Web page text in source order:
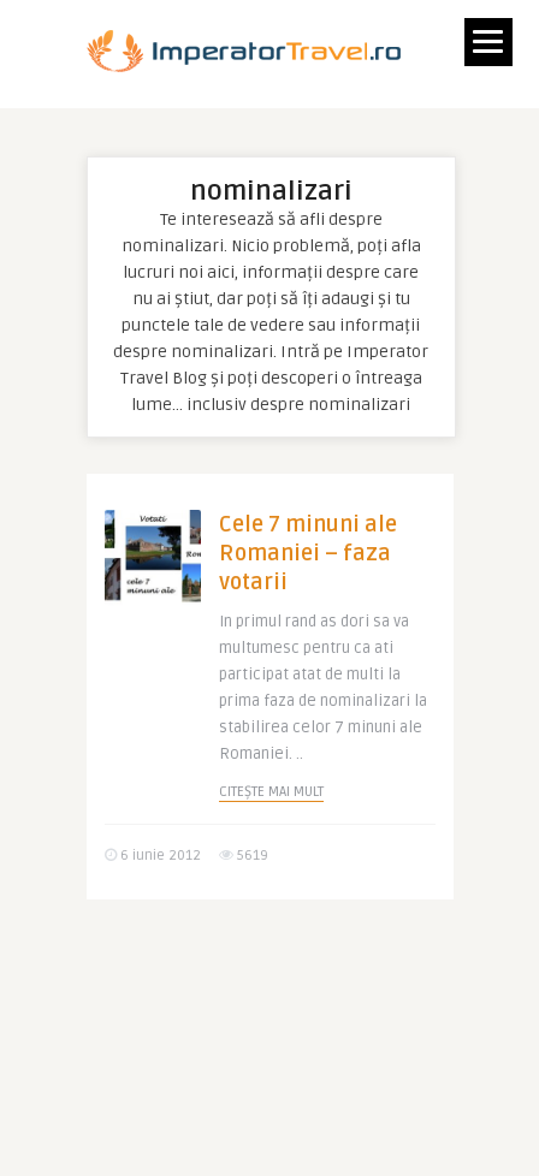
nominalizari
Te interesează să afli despre
nominalizari. Nicio problemă, poți afla
lucruri noi aici, informații despre care
nu ai știut, dar poți să îți adaugi și tu
punctele tale de vedere sau informații
despre nominalizari. Intră pe Imperator
Travel Blog și poți descoperi o întreaga
lume… inclusiv despre nominalizari
Cele 7 minuni ale
Romaniei – faza
votarii
In primul rand as dori sa va
multumesc pentru ca ati
participat atat de multi la
prima faza de nominalizari la
stabilirea celor 7 minuni ale
Romaniei. ..
CITEȘTE MAI MULT
6 iunie 2012 5619